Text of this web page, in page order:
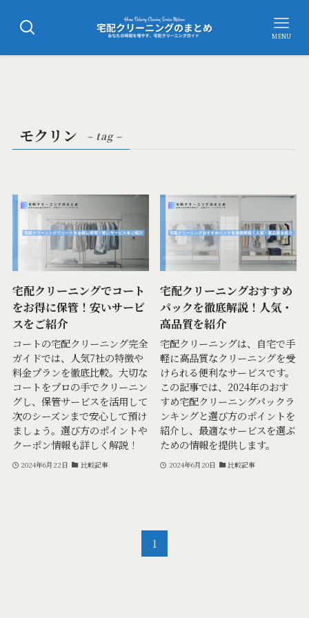
MENU
モクリン – tag –
宅配クリーニングでコート
をお得に保管！安いサービ
スをご紹介
コートの宅配クリーニング完全
ガイドでは、人気7社の特徴や
料金プランを徹底比較。大切な
コートをプロの手でクリーニン
グし、保管サービスを活用して
次のシーズンまで安心して預け
ましょう。選び方のポイントや
クーポン情報も詳しく解説！
2024年6月22日 比較記事
宅配クリーニングおすすめ
パックを徹底解説！人気・
高品質を紹介
宅配クリーニングは、自宅で手
軽に高品質なクリーニングを受
けられる便利なサービスです。
この記事では、2024年のおす
すめ宅配クリーニングパックラ
ンキングと選び方のポイントを
紹介し、最適なサービスを選ぶ
ための情報を提供します。
2024年6月20日 比較記事
1